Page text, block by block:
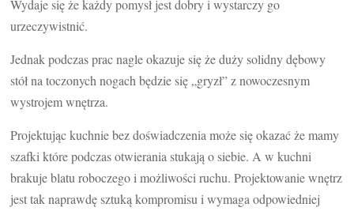
Wydaje się że każdy pomysł jest dobry i wystarczy go
urzeczywistnić.
Jednak podczas prac nagle okazuje się że duży solidny dębowy
stół na toczonych nogach będzie się „gryzł” z nowoczesnym
wystrojem wnętrza.
Projektując kuchnie bez doświadczenia może się okazać że mamy
szafki które podczas otwierania stukają o siebie. A w kuchni
brakuje blatu roboczego i możliwości ruchu. Projektowanie wnętrz
jest tak naprawdę sztuką kompromisu i wymaga odpowiedniej